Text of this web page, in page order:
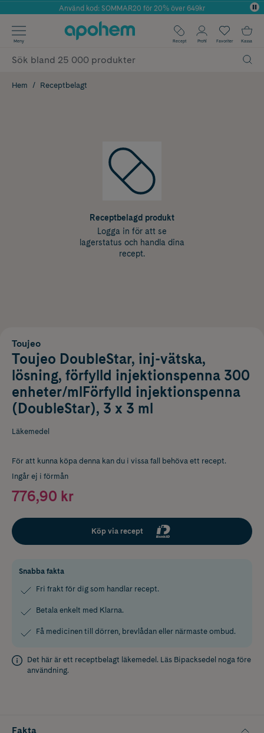
Årets Butik 2025 inom Skönhet
Använd kod: SOMMAR20 för 20% över 649kr
✓ Fri frakt
✓ Poäng på alla köp*
Meny Recept Profil Favoriter Kassa
Hem Receptbelagt
Receptbelagd produkt
Logga in för att se
lagerstatus och handla dina
recept.
Toujeo
Toujeo DoubleStar, inj-vätska,
lösning, förfylld injektionspenna 300
enheter/mlFörfylld injektionspenna
(DoubleStar), 3 x 3 ml
Läkemedel
För att kunna köpa denna kan du i vissa fall behöva ett recept.
Ingår ej i förmån
776,90 kr
Köp via recept
Snabba fakta
Fri frakt för dig som handlar recept.
Betala enkelt med Klarna.
Få medicinen till dörren, brevlådan eller närmaste ombud.
Det här är ett receptbelagt läkemedel. Läs Bipacksedel noga före
användning.
Fakta